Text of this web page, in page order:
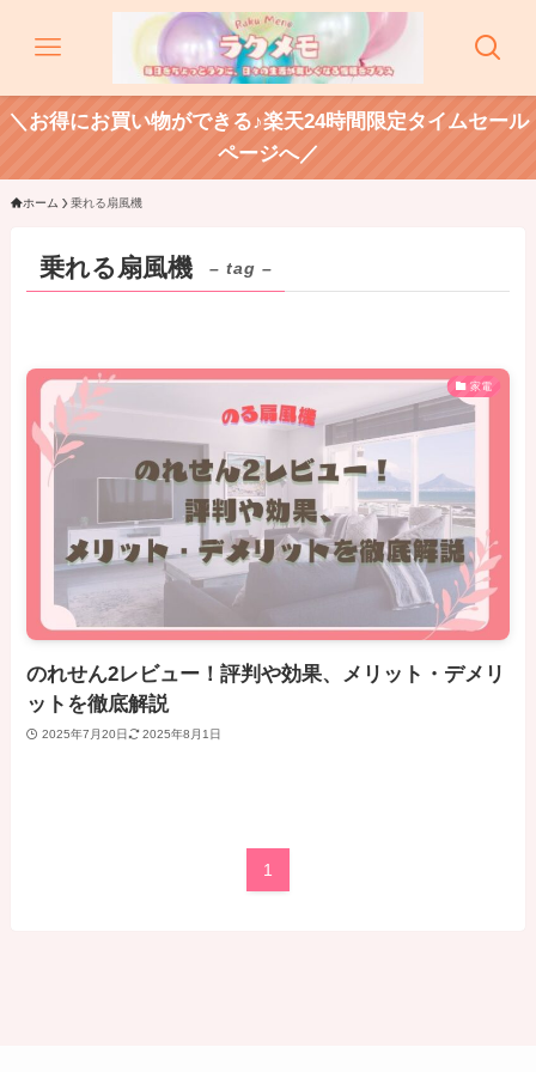
＼お得にお買い物ができる♪楽天24時間限定タイムセール
ページへ／
ホーム 乗れる扇風機
乗れる扇風機 – tag –
家電
のれせん2レビュー！評判や効果、メリット・デメリ
ットを徹底解説
2025年7月20日 2025年8月1日
1